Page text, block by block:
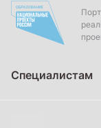
Специалистам